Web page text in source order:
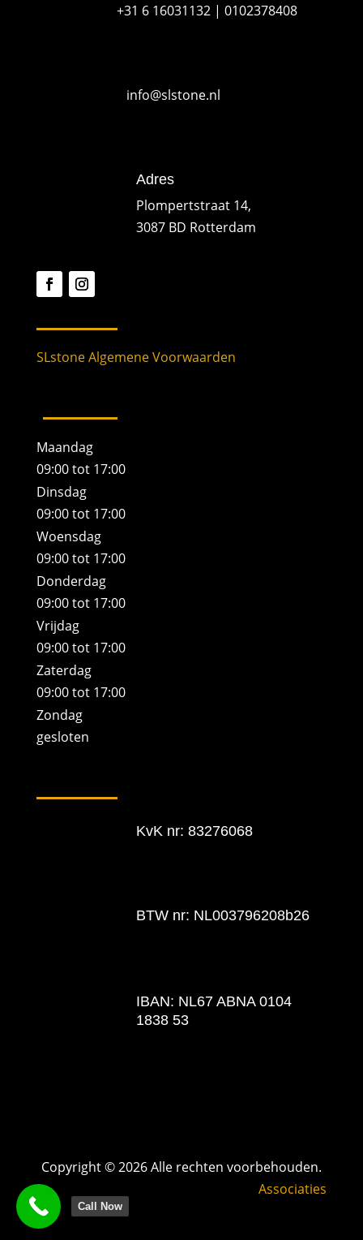
+31 6 16031132 | 0102378408
info@slstone.nl
Adres
Plompertstraat 14,
3087 BD Rotterdam
SLstone Algemene Voorwaarden
Maandag
09:00 tot 17:00
Dinsdag
09:00 tot 17:00
Woensdag
09:00 tot 17:00
Donderdag
09:00 tot 17:00
Vrijdag
09:00 tot 17:00
Zaterdag
09:00 tot 17:00
Zondag
gesloten
KvK nr: 83276068
BTW nr: NL003796208b26
IBAN: NL67 ABNA 0104
1838 53
Copyright © 2026 Alle rechten voorbehouden.
Associaties
Call Now